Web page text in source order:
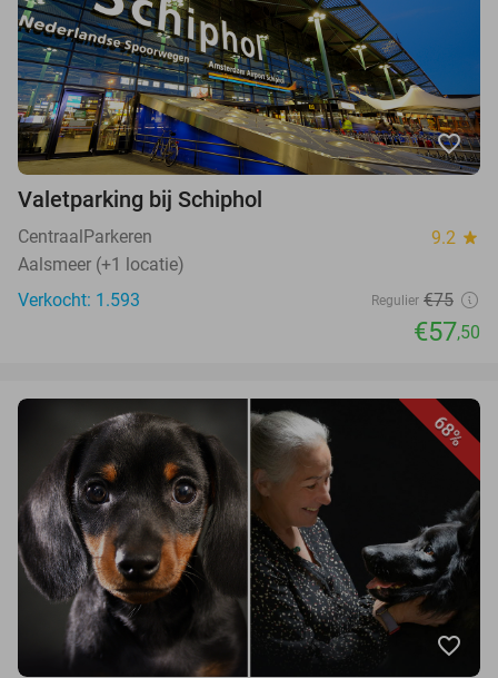
favorite_border
Valetparking bij Schiphol
CentraalParkeren 9.2 star
Aalsmeer (+1 locatie)
Verkocht: 1.593
Regulier €75
€57,50
68%
favorite_border